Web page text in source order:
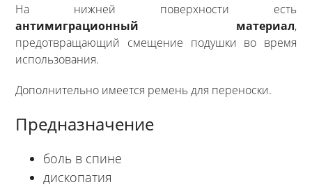
На нижней поверхности есть
антимиграционный материал,
предотвращающий смещение подушки во время
использования.
Дополнительно имеется ремень для переноски.
Предназначение
боль в спине
дископатия